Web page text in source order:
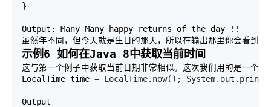
}
Output: Many Many happy returns of the day
!!
虽然年不同，但今天就是生日的那天，所以在输出那里你会看到
示例6 如何在Java 8中获取当前时间
这与第一个例子中获取当前日期非常相似。这次我们用的是一
LocalTime time = LocalTime.now();
Output